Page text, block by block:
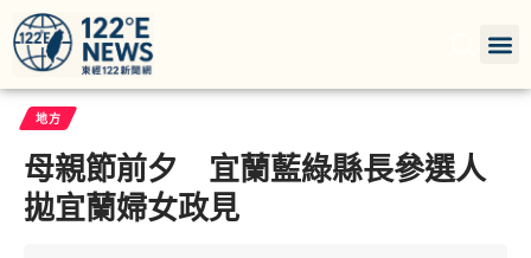
地方
母親節前夕 宜蘭藍綠縣長參選人
拋宜蘭婦女政見